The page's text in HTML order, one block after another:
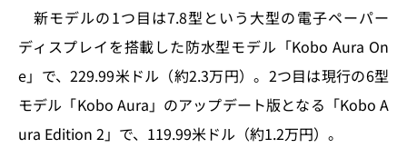
新モデルの1つ目は7.8型という大型の電子ペーパー
ディスプレイを搭載した防水型モデル「Kobo Aura On
e」で、229.99米ドル（約2.3万円）。2つ目は現行の6型
モデル「Kobo Aura」のアップデート版となる「Kobo A
ura Edition 2」で、119.99米ドル（約1.2万円）。